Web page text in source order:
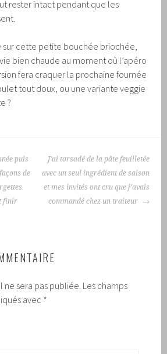
rester intact pendant que les
sur cette petite bouchée briochée,
bien chaude au moment où l’apéro
fera craquer la prochaine fournée
tout doux, ou une variante veggie
?
puis
de
finir
J’ai torsadé de la pâte feuilletée
avec un seul ingrédient de saison
et mes invités ont cru que j’avais
commandé chez un traiteur
sera pas publiée. Les champs
avec *